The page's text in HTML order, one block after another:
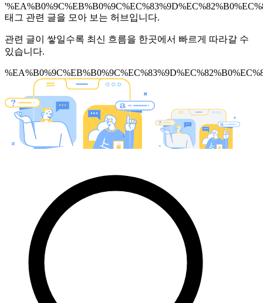
태그 관련 글을 모아 보는 허브입니다.
관련 글이 쌓일수록 최신 흐름을 한곳에서 빠르게 따라갈 수
있습니다.